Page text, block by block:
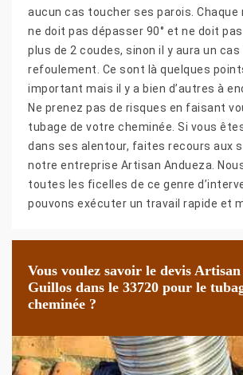
aucun cas toucher ses parois.
ne doit pas dépasser 90° et ne doit
plus de 2 coudes, sinon il y aura un cas
refoulement. Ce sont là quelques
important mais il y a bien d’autres à
Ne prenez pas de risques en faisant
tubage de votre cheminée. Si vous
dans ses alentour, faites recours aux
notre entreprise Artisan Andueza.
toutes les ficelles de ce genre
pouvons exécuter un travail rapide et
Vous voulez savoir le devis
Guillos dans le 33720 pour le
cheminée ?